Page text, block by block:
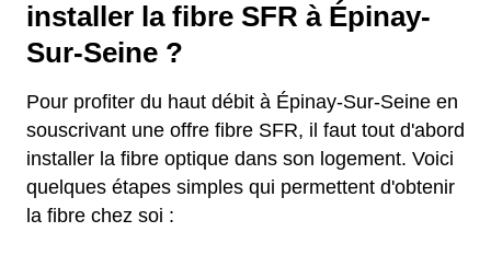
installer la fibre SFR à Épinay-
Sur-Seine ?
Pour profiter du haut débit à Épinay-Sur-Seine en
souscrivant une offre fibre SFR, il faut tout d'abord
installer la fibre optique dans son logement. Voici
quelques étapes simples qui permettent d'obtenir
la fibre chez soi :